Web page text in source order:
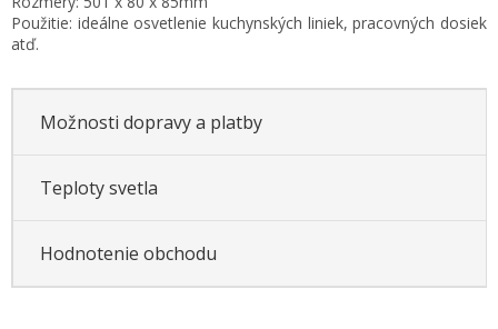
Použitie: ideálne osvetlenie kuchynských liniek, pracovných dosiek
atď.
Možnosti dopravy a platby
Teploty svetla
Hodnotenie obchodu